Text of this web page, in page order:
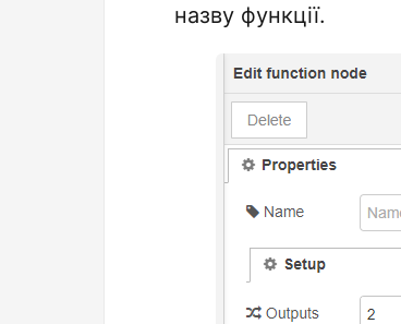
назву функції.